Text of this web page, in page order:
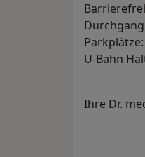
U-Bahn
Ihre Dr.